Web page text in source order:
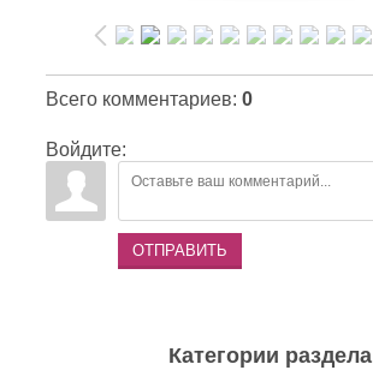
Всего комментариев: 0
Войдите:
ОТПРАВИТЬ
Категории раздела